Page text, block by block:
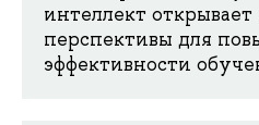
интеллект
перспективы для
эффективности